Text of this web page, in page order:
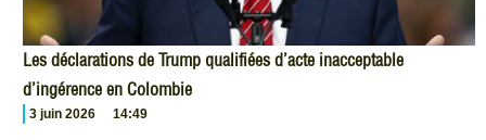
Les déclarations de Trump qualifiées d’acte inacceptable
d’ingérence en Colombie
3 juin 2026 14:49